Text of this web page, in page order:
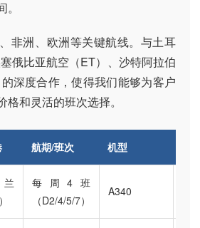
非洲、欧洲等关键航线。与土耳
俄比亚航空（ET）、沙特阿拉伯
深度合作，使得我们能够为客户
和灵活的班次选择。
航期/班次 机型
每周4班
（D2/4/5/7）
A340